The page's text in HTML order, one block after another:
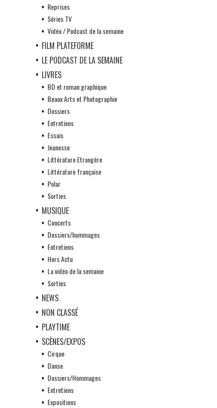
Reprises
Séries TV
Vidéo / Podcast de la semaine
FILM PLATEFORME
LE PODCAST DE LA SEMAINE
LIVRES
BD et roman graphique
Beaux Arts et Photographie
Dossiers
Entretiens
Essais
Jeunesse
Littérature Etrangère
Littérature française
Polar
Sorties
MUSIQUE
Concerts
Dossiers/hommages
Entretiens
Hors Actu
La vidéo de la semaine
Sorties
NEWS
NON CLASSÉ
PLAYTIME
SCÈNES/EXPOS
Cirque
Danse
Dossiers/Hommages
Entretiens
Expositions